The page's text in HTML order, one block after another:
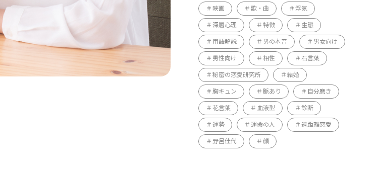
映画 歌・曲 浮気
深層心理 特徴 生態
用語解説 男の本音 男女向け
男性向け 相性 石言葉
秘密の恋愛研究所 結婚
胸キュン 脈あり 自分磨き
花言葉 血液型 診断
運勢 運命の人 遠距離恋愛
野呂佳代 顔